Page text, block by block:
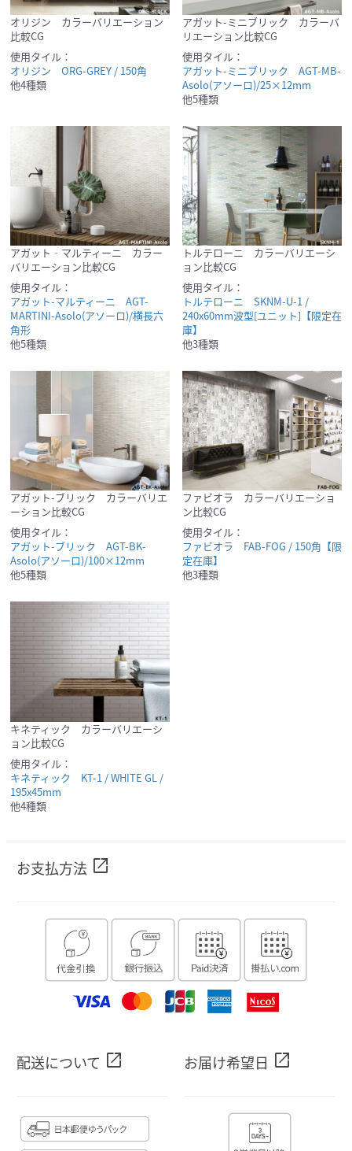
オリジン カラーバリエーション
比較CG
使用タイル：
オリジン ORG-GREY / 150角
他4種類
アガット-ミニブリック カラーバ
リエーション比較CG
使用タイル：
アガット-ミニブリック AGT-MB-
Asolo(アソーロ)/25×12mm
他5種類
アガット‐マルティーニ カラー
バリエーション比較CG
使用タイル：
アガット-マルティーニ AGT-
MARTINI-Asolo(アソーロ)/横長六
角形
他5種類
トルテローニ カラーバリエーシ
ョン比較CG
使用タイル：
トルテローニ SKNM-U-1 /
240x60mm波型[ユニット]【限定在
庫】
他3種類
アガット-ブリック カラーバリエ
ーション比較CG
使用タイル：
アガット-ブリック AGT-BK-
Asolo(アソーロ)/100×12mm
他5種類
ファビオラ カラーバリエーショ
ン比較CG
使用タイル：
ファビオラ FAB-FOG / 150角【限
定在庫】
他3種類
キネティック カラーバリエーシ
ョン比較CG
使用タイル：
キネティック KT-1 / WHITE GL /
195x45mm
他4種類
お支払方法 open_in_new
配送について open_in_new お届け希望日 open_in_new